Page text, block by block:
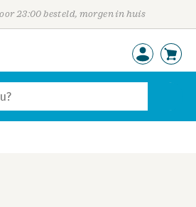
23:00 besteld, morgen in huis